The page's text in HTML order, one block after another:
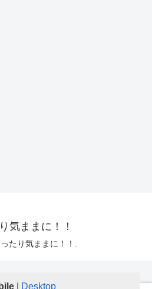
気ままに！！
たり気ままに！！.
| Desktop